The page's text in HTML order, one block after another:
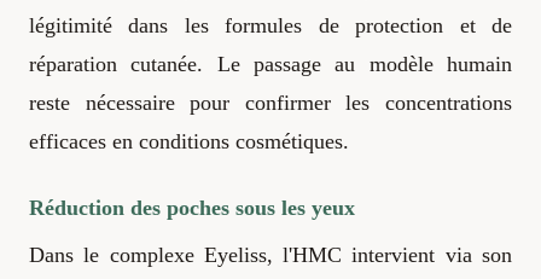
légitimité dans les formules de protection et de
réparation cutanée. Le passage au modèle humain
reste nécessaire pour confirmer les concentrations
efficaces en conditions cosmétiques.
Réduction des poches sous les yeux
Dans le complexe Eyeliss, l'HMC intervient via son